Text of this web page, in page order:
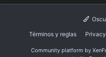
Términos y reglas
Community platform by